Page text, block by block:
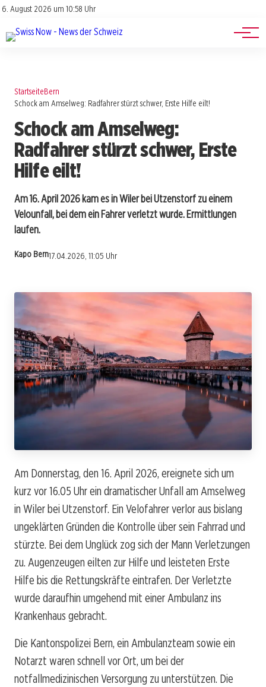
6. August 2026 um 10:58 Uhr
Impressum
Jobs
Events
StartseiteBern
Schock am Amselweg: Radfahrer stürzt schwer, Erste Hilfe eilt!
Schock am Amselweg:
Radfahrer stürzt schwer, Erste
Hilfe eilt!
Am 16. April 2026 kam es in Wiler bei Utzenstorf zu einem
Velounfall, bei dem ein Fahrer verletzt wurde. Ermittlungen
laufen.
Kapo Bern17.04.2026, 11:05 Uhr
Am Donnerstag, den 16. April 2026, ereignete sich um
kurz vor 16.05 Uhr ein dramatischer Unfall am Amselweg
in Wiler bei Utzenstorf. Ein Velofahrer verlor aus bislang
ungeklärten Gründen die Kontrolle über sein Fahrrad und
stürzte. Bei dem Unglück zog sich der Mann Verletzungen
zu. Augenzeugen eilten zur Hilfe und leisteten Erste
Hilfe bis die Rettungskräfte eintrafen. Der Verletzte
wurde daraufhin umgehend mit einer Ambulanz ins
Krankenhaus gebracht.
Die Kantonspolizei Bern, ein Ambulanzteam sowie ein
Notarzt waren schnell vor Ort, um bei der
notfallmedizinischen Versorgung zu unterstützen. Die